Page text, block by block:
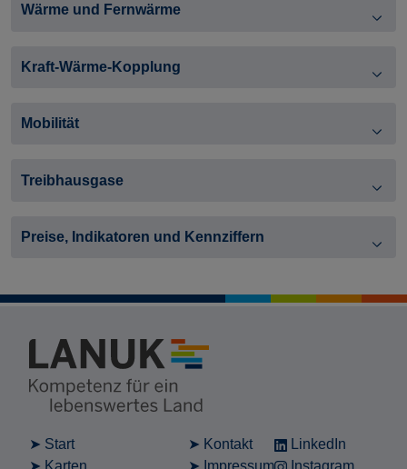
Wärme und Fernwärme
Kraft-Wärme-Kopplung
Mobilität
Treibhausgase
Preise, Indikatoren und Kennziffern
Start
Kontakt
LinkedIn